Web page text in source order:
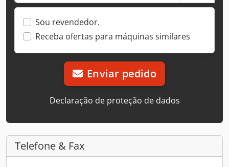
Sou revendedor.
Receba ofertas para máquinas similares
Enviar pedido
Declaração de proteção de dados
Telefone & Fax